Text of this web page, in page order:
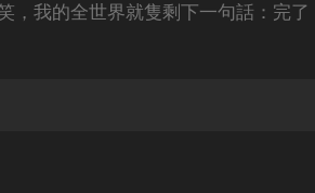
，我的全世界就隻剩下一句話：完了